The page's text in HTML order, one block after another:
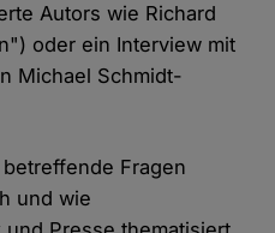
Autors wie Richard
oder ein Interview mit
Michael Schmidt-
Fragen
und wie